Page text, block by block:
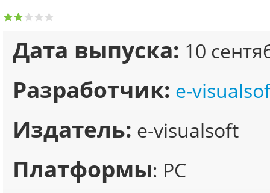
Дата выпуска: 10
Разработчик: e-
Издатель: e-visualsoft
Платформы: PC